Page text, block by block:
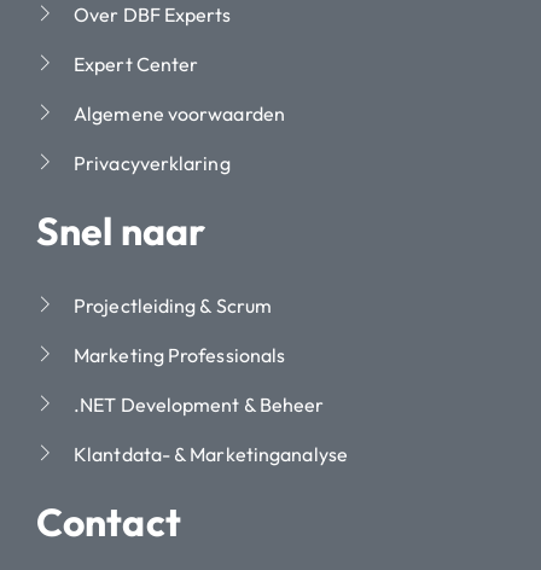
Over DBF Experts
Expert Center
Algemene voorwaarden
Privacyverklaring
Snel naar
Projectleiding & Scrum
Marketing Professionals
.NET Development & Beheer
Klantdata- & Marketinganalyse
Contact